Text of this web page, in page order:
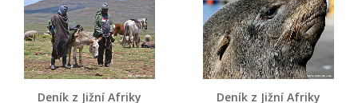
Deník z Jižní Afriky
Deník z Jižní Afriky